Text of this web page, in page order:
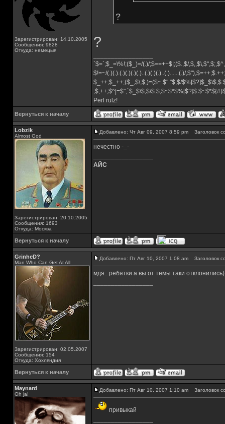
Зарегистрирован: 14.10.2005
Сообщения: 9828
Откуда: немецыя
?
?
`$=`;$_=\%!;($_)=/(.)/;$==++$|;($.,$/
$!=~/(.)(.).(.)(.)(.)(.)..(.)(.)(.)..(.)......(.)/
$_++;$_++;($_,$\,$,)=($~.$"."$;$/
;$,++;$^|=$";`$_$\$,$/
Perl rulz!
Вернуться к началу
Lobzik
Almost God
Зарегистрирован: 20.10.2005
Сообщения: 1693
Откуда: Москва
Добавлено: Чт Авг 09, 2007 8:59 pm Заголовок
нечестно -_-
АЙС
Вернуться к началу
GrinheD?
Man Who Can Get At All
Зарегистрирован: 02.05.2007
Сообщения: 154
Откуда: Хохляндия
Добавлено: Пт Авг 10, 2007 1:08 am Заголовок
мдя.. ребятки а вы от темы таки
Вернуться к началу
Maynard
Oh ja!
Добавлено: Пт Авг 10, 2007 1:10 am Заголовок
привыкай